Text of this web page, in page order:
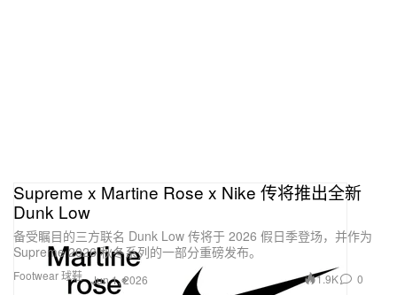
Footwear 球鞋
Supreme x Martine Rose x Nike 传将推出全新
Dunk Low
备受瞩目的三方联名 Dunk Low 传将于 2026 假日季登场，并作为
Supreme 2026 秋冬系列的一部分重磅发布。
Jun 1, 2026 1.9K 0